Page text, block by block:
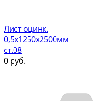
Лист оцинк.
0,5х1250х2500мм
ст.08
0 руб.